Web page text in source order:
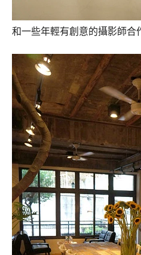
和一些年輕有創意的攝影師合